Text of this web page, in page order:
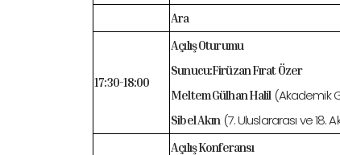
Ara
17:30-18:00
Açılış Oturumu
Sunucu:Firüzan Fırat Özer
Meltem Gülhan Halil(Akademik
Sibel Akın(7. Uluslararası ve 18.
Açılış Konferansı